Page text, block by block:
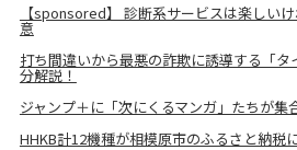
【sponsored】 診断系サービスは楽しい
意
打ち間違いから最悪の詐欺に誘導する「タ
分解説！
ジャンプ＋に「次にくるマンガ」たちが集
HHKB計12機種が相模原市のふるさと納税